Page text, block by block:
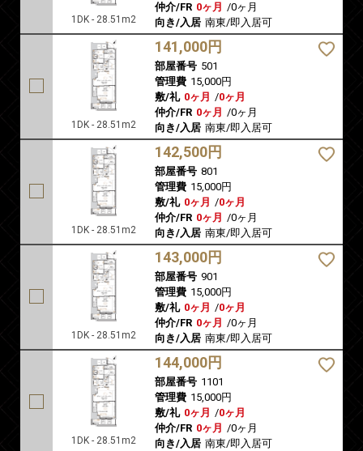
1DK - 28.51m2
仲介/FR 0ヶ月 /0ヶ月
向き/入居 南東/即入居可
1DK - 28.51m2
141,000円
部屋番号 501
管理費 15,000円
敷/礼 0ヶ月 /0ヶ月
仲介/FR 0ヶ月 /0ヶ月
向き/入居 南東/即入居可
1DK - 28.51m2
142,500円
部屋番号 801
管理費 15,000円
敷/礼 0ヶ月 /0ヶ月
仲介/FR 0ヶ月 /0ヶ月
向き/入居 南東/即入居可
1DK - 28.51m2
143,000円
部屋番号 901
管理費 15,000円
敷/礼 0ヶ月 /0ヶ月
仲介/FR 0ヶ月 /0ヶ月
向き/入居 南東/即入居可
1DK - 28.51m2
144,000円
部屋番号 1101
管理費 15,000円
敷/礼 0ヶ月 /0ヶ月
仲介/FR 0ヶ月 /0ヶ月
向き/入居 南東/即入居可